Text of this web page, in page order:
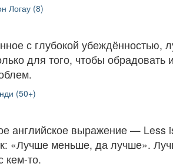
Логау (8)
с глубокой убеждённостью,
для того, чтобы обрадовать
(50+)
английское выражение — Less
«Лучше меньше, да лучше».
кем-то.